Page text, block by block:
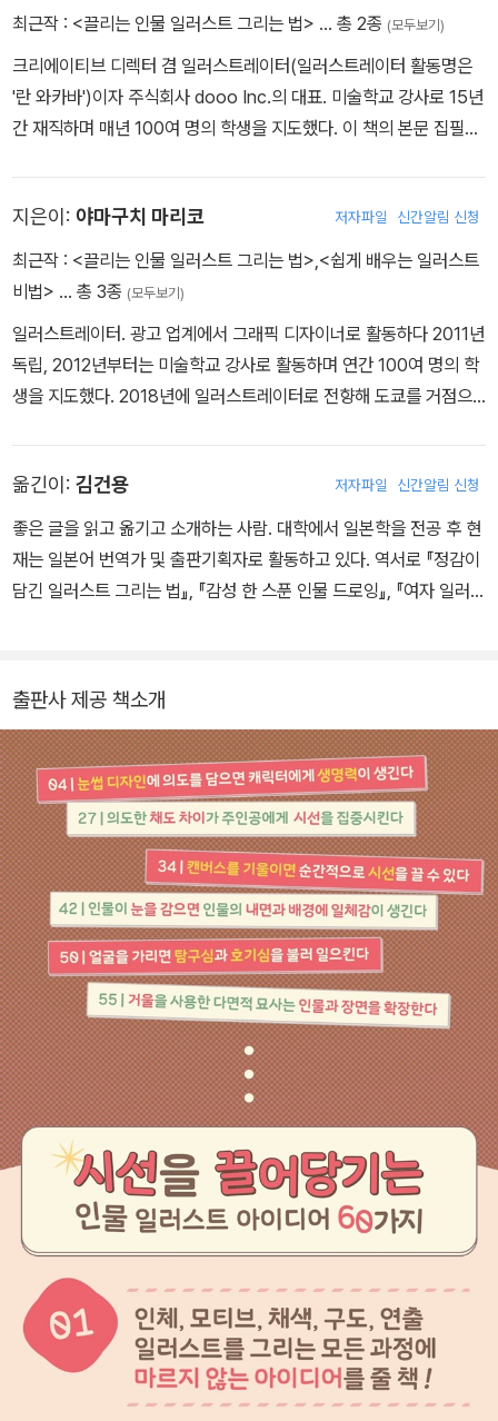
최근작 : <끌리는 인물 일러스트 그리는 법> … 총 2종 (모두보기)
크리에이티브 디렉터 겸 일러스트레이터(일러스트레이터 활동명은
'란 와카바')이자 주식회사 dooo Inc.의 대표. 미술학교 강사로 15년
간 재직하며 매년 100여 명의 학생을 지도했다. 이 책의 본문 집필을
지은이: 야마구치 마리코 저자파일 신간알림 신청
최근작 : <끌리는 인물 일러스트 그리는 법>,<쉽게 배우는 일러스트
비법> … 총 3종 (모두보기)
일러스트레이터. 광고 업계에서 그래픽 디자이너로 활동하다 2011년
독립, 2012년부터는 미술학교 강사로 활동하며 연간 100여 명의 학
생을 지도했다. 2018년에 일러스트레이터로 전향해 도쿄를 거점으
옮긴이: 김건용 저자파일 신간알림 신청
좋은 글을 읽고 옮기고 소개하는 사람. 대학에서 일본학을 전공 후 현
재는 일본어 번역가 및 출판기획자로 활동하고 있다. 역서로 『정감이
담긴 일러스트 그리는 법』, 『감성 한 스푼 인물 드로잉』, 『여자 일러스
출판사 제공 책소개